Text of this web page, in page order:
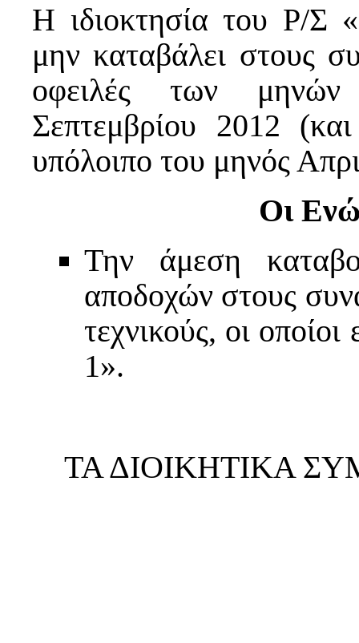
Η ιδιοκτησία του Ρ/Σ
μην καταβάλει στους
οφειλές των μηνών
Σεπτεμβρίου 2012
υπόλοιπο του μηνός
Οι
Την άμεση
αποδοχών στους
τεχνικούς, οι
1».
ΤΑ ΔΙΟΙΚΗΤΙΚΑ